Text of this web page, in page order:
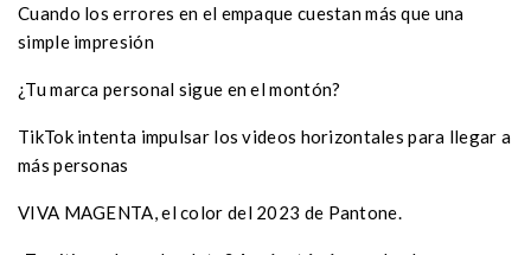
Cuando los errores en el empaque cuestan más que una
simple impresión
¿Tu marca personal sigue en el montón?
TikTok intenta impulsar los videos horizontales para llegar a
más personas
VIVA MAGENTA, el color del 2023 de Pantone.